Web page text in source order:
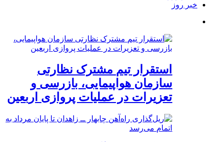
خبر روز
استقرار تیم مشترک نظارتی
سازمان هواپیمایی، بازرسی و
تعزیرات در عملیات پروازی اربعین